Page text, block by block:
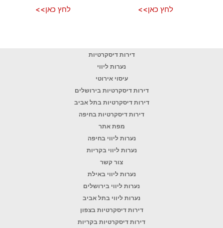
לחץ כאן>>
לחץ כאן>>
דירות דיסקרטיות
נערות ליווי
עיסוי אירוטי
דירות דיסקרטיות בירושלים
דירות דיסקרטיות בתל אביב
דירות דיסקרטיות בחיפה
מפת אתר
נערות ליווי בחיפה
נערות ליווי בקריות
צור קשר
נערות ליווי באילת
נערות ליווי בירושלים
נערות ליווי בתל אביב
דירות דיסקרטיות בצפון
דירות דיסקרטיות בקריות